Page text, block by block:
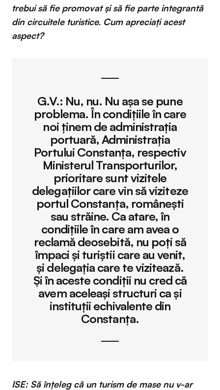
trebui să fie promovat și să fie parte integrantă
din circuitele turistice. Cum apreciați acest
aspect?
G.V.: Nu, nu. Nu așa se pune
problema. În condițiile în care
noi ținem de administrația
portuară, Administrația
Portului Constanța, respectiv
Ministerul Transporturilor,
prioritare sunt vizitele
delegațiilor care vin să viziteze
portul Constanța, românești
sau străine. Ca atare, în
condițiile în care am avea o
reclamă deosebită, nu poți să
împaci și turiștii care au venit,
și delegația care te vizitează.
Și în aceste condiții nu cred că
avem aceleași structuri ca și
instituții echivalente din
Constanța.
ISE: Să înțeleg că un turism de mase nu v-ar